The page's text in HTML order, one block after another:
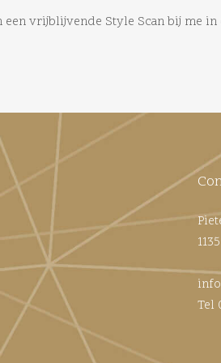
vrijblijvende Style Scan bij me
Tel